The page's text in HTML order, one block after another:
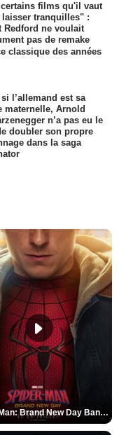
films qu'il vaut
laisser tranquilles" :
Redford ne voulait
pas de remake
classique des années
l’allemand est sa
maternelle, Arnold
n’a pas eu le
doubler son propre
dans la saga
Spider-Man: Brand New Day Bande-annonce VO STFR